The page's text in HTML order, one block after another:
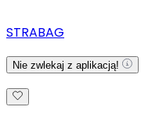
STRABAG
Nie zwlekaj z aplikacją!